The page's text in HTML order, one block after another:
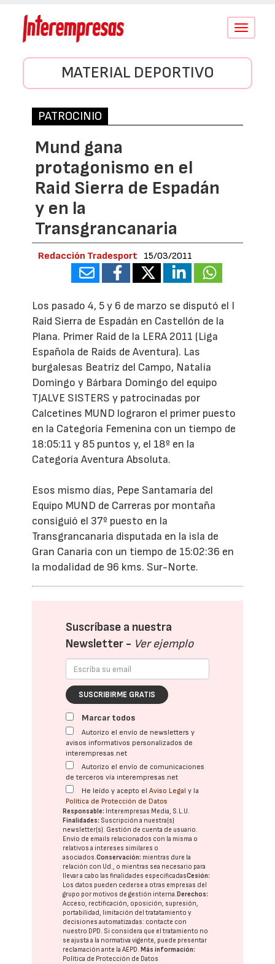
Conmutar
MATERIAL DEPORTIVO
PATROCINIO
Mund gana
protagonismo en el
Raid Sierra de Espadán
y en la
Transgrancanaria
Redacción Tradesport 15/03/2011
Los pasado 4, 5 y 6 de marzo se disputó el I
Raid Sierra de Espadán en Castellón de la
Plana. Primer Raid de la LERA 2011 (Liga
Española de Raids de Aventura). Las
burgalesas Beatriz del Campo, Natalia
Domingo y Bárbara Domingo del equipo
TJALVE SISTERS y patrocinadas por
Calcetines MUND lograron el primer puesto
en la Categoría Femenina con un tiempo de
18:05:11 y 85 puntos y, el 18º en la
Categoría Aventura Absoluta.
Esos mismo días, Pepe Santamaría del
Equipo MUND de Carreras por montaña
consiguió el 37º puesto en la
Transgrancanaria disputada en la isla de
Gran Canaria con un tiempo de 15:02:36 en
la modalidad de 96 kms. Sur-Norte.
Suscríbase a nuestra
Newsletter - Ver ejemplo
SUSCRIBIRME GRATIS
Marcar todos
Autorizo el envío de newsletters y
avisos informativos personalizados de
interempresas.net
Autorizo el envío de comunicaciones
de terceros vía interempresas.net
He leído y acepto elAviso Legal y la
Política de Protección de Datos
Responsable: Interempresas Media, S.L.U.
Finalidades: Suscripción a nuestra(s)
newsletter(s). Gestión de cuenta de usuario.
Envío de emails relacionados con la misma o
relativos a intereses similares o
asociados.Conservación: mientras dure la
relación con Ud., o mientras sea necesario para
llevar a cabo las finalidades especificadasCesión:
Los datos pueden cederse a otras empresas del
grupo por motivos de gestión interna. Derechos:
Acceso, rectificación, oposición, supresión,
portabilidad, limitación del tratatamiento y
decisiones automatizadas: contacte con
nuestro DPD. Si considera que el tratamiento no
se ajusta a la normativa vigente, puede presentar
reclamación ante laAEPD. Más información:
Política de Protección de Datos